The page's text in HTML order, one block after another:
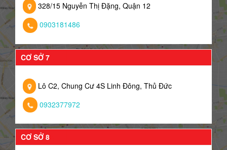
328/15 Nguyễn Thị Đặng, Quận 12
0903181486
CƠ SỞ 7
Lô C2, Chung Cư 4S Linh Đông, Thủ Đức
0932377972
CƠ SỞ 8